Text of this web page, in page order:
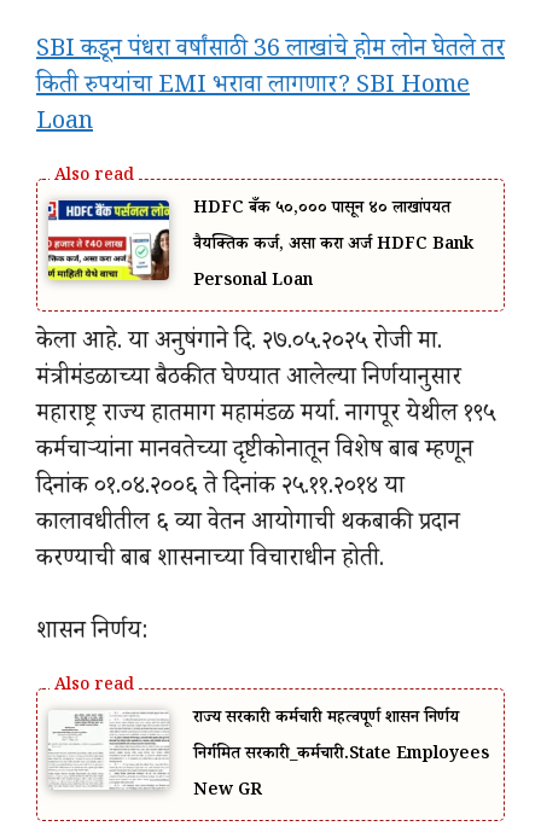
SBI कडून पंधरा वर्षांसाठी 36 लाखांचे होम लोन घेतले तर
किती रुपयांचा EMI भरावा लागणार? SBI Home
Loan
HDFC बँक ₹५०,००० पासून ₹४० लाखांपर्यंत
वैयक्तिक कर्ज, असा करा अर्ज HDFC Bank
Personal Loan
केला आहे. या अनुषंगाने दि. २७.०५.२०२५ रोजी मा.
मंत्रीमंडळाच्या बैठकीत घेण्यात आलेल्या निर्णयानुसार
महाराष्ट्र राज्य हातमाग महामंडळ मर्या. नागपूर येथील १९५
कर्मचाऱ्यांना मानवतेच्या दृष्टीकोनातून विशेष बाब म्हणून
दिनांक ०१.०४.२००६ ते दिनांक २५.११.२०१४ या
कालावधीतील ६ व्या वेतन आयोगाची थकबाकी प्रदान
करण्याची बाब शासनाच्या विचाराधीन होती.
शासन निर्णय:
राज्य सरकारी कर्मचारी महत्वपूर्ण शासन निर्णय
निर्गमित सरकारी_कर्मचारी.State Employees
New GR